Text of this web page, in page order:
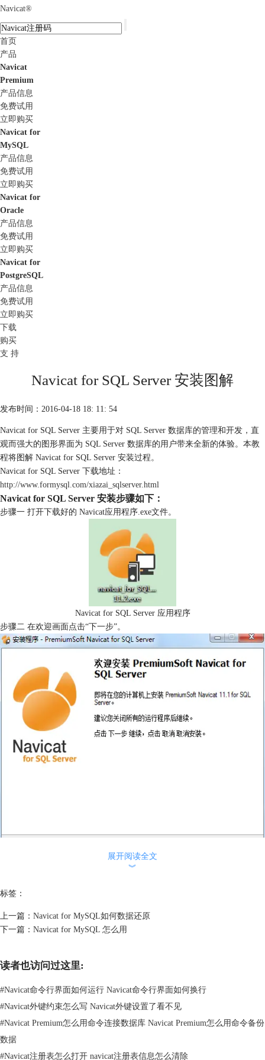
Navicat®
首页
产品
Navicat
Premium
产品信息
免费试用
立即购买
Navicat for
MySQL
产品信息
免费试用
立即购买
Navicat for
Oracle
产品信息
免费试用
立即购买
Navicat for
PostgreSQL
产品信息
免费试用
立即购买
下载
购买
支 持
Navicat for SQL Server 安装图解
发布时间：2016-04-18 18: 11: 54
Navicat for SQL Server 主要用于对 SQL Server 数据库的管理和开发，直
观而强大的图形界面为 SQL Server 数据库的用户带来全新的体验。本教
程将图解 Navicat for SQL Server 安装过程。
Navicat for SQL Server 下载地址：
http://www.formysql.com/xiazai_sqlserver.html
Navicat for SQL Server 安装步骤如下：
步骤一 打开下载好的 Navicat应用程序.exe文件。
Navicat for SQL Server 应用程序
步骤二 在欢迎画面点击“下一步”。
Navicat for SQL Server 安装
展开阅读全文
︾
标签：
上一篇： Navicat for MySQL如何数据还原
下一篇： Navicat for MySQL 怎么用
读者也访问过这里:
#Navicat命令行界面如何运行 Navicat命令行界面如何换行
#Navicat外键约束怎么写 Navicat外键设置了看不见
#Navicat Premium怎么用命令连接数据库 Navicat Premium怎么用命令备份
数据
#Navicat注册表怎么打开 navicat注册表信息怎么清除